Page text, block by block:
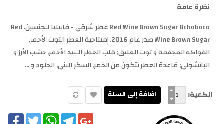
نظرة عامة
Red Wine Brown Sugar Bohoboco عطر شرقي - فانيليا للجنسين. Red
Wine Brown Sugar صدر عام 2016. إفتتاحية العطر التوت الأحمر,
الفواكه المجففة و توت العليق; قلب العطر النبيذ الأحمر, خشب الأرز و
الباتشولي; قاعدة العطر تتكون من الخمر, السكر البني, الجلود و ...
الكمية:
Twitter
WhatsAppTelegramGoogle+